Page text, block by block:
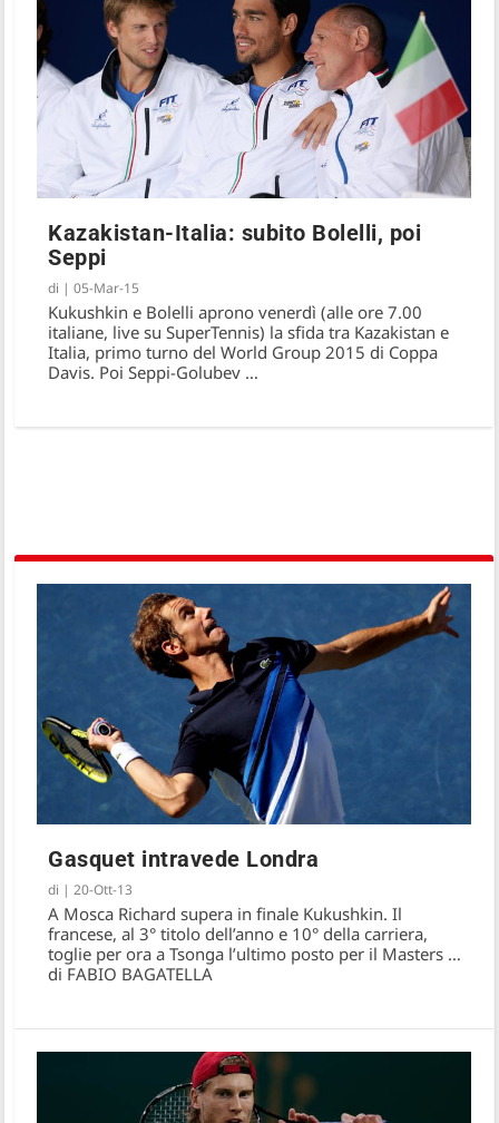
Kazakistan-Italia: subito Bolelli, poi
Seppi
di |05-Mar-15
Kukushkin e Bolelli aprono venerdì (alle ore 7.00
italiane, live su SuperTennis) la sfida tra Kazakistan e
Italia, primo turno del World Group 2015 di Coppa
Davis. Poi Seppi-Golubev …
Gasquet intravede Londra
di |20-Ott-13
A Mosca Richard supera in finale Kukushkin. Il
francese, al 3° titolo dell’anno e 10° della carriera,
toglie per ora a Tsonga l’ultimo posto per il Masters …
di FABIO BAGATELLA